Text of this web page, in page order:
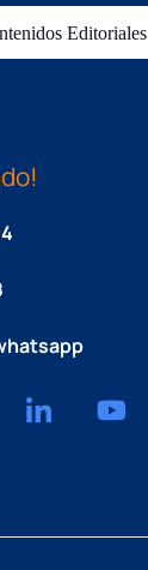
Editoriales